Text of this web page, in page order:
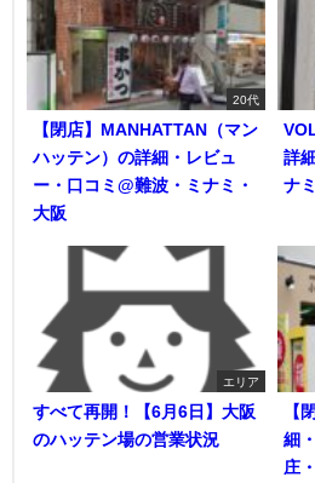
20代
【閉店】MANHATTAN（マン
ハッテン）の詳細・レビュ
ー・口コミ@難波・ミナミ・
大阪
詳
ナ
エリア
すべて再開！【6月6日】大阪
のハッテン場の営業状況
【
細
庄